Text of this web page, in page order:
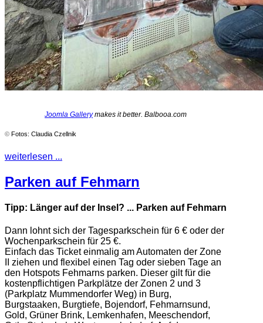
Joomla Gallerymakes it better. Balbooa.com
© Fotos: Claudia Czellnik
weiterlesen ...
Parken auf Fehmarn
Tipp: Länger auf der Insel? ... Parken auf Fehmarn
Dann lohnt sich der Tagesparkschein für 6 € oder der
Wochenparkschein für 25 €.
Einfach das Ticket einmalig am Automaten der Zone
II ziehen und flexibel einen Tag oder sieben Tage an
den Hotspots Fehmarns parken. Dieser gilt für die
kostenpflichtigen Parkplätze der Zonen 2 und 3
(Parkplatz Mummendorfer Weg) in Burg,
Burgstaaken, Burgtiefe, Bojendorf, Fehmarnsund,
Gold, Grüner Brink, Lemkenhafen, Meeschendorf,